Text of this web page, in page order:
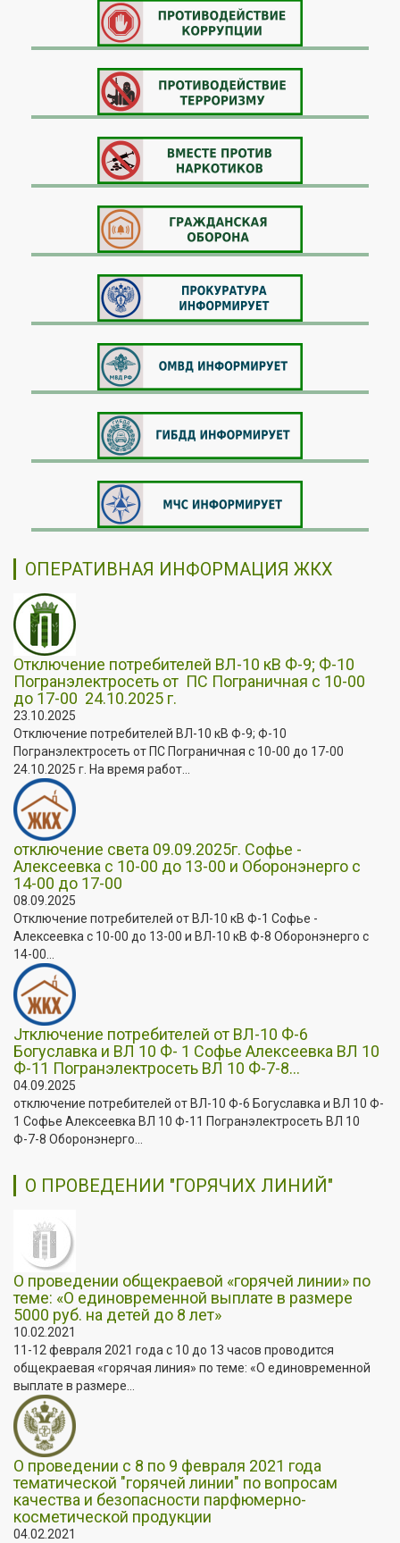
ОПЕРАТИВНАЯ ИНФОРМАЦИЯ ЖКХ
Отключение потребителей ВЛ-10 кВ Ф-9; Ф-10
Погранэлектросеть от ПС Пограничная с 10-00
до 17-00 24.10.2025 г.
23.10.2025
Отключение потребителей ВЛ-10 кВ Ф-9; Ф-10
Погранэлектросеть от ПС Пограничная с 10-00 до 17-00
24.10.2025 г. На время работ...
отключение света 09.09.2025г. Софье -
Алексеевка с 10-00 до 13-00 и Оборонэнерго с
14-00 до 17-00
08.09.2025
Отключение потребителей от ВЛ-10 кВ Ф-1 Софье -
Алексеевка с 10-00 до 13-00 и ВЛ-10 кВ Ф-8 Оборонэнерго с
14-00...
Jтключение потребителей от ВЛ-10 Ф-6
Богуславка и ВЛ 10 Ф- 1 Софье Алексеевка ВЛ 10
Ф-11 Погранэлектросеть ВЛ 10 Ф-7-8...
04.09.2025
отключение потребителей от ВЛ-10 Ф-6 Богуславка и ВЛ 10 Ф-
1 Софье Алексеевка ВЛ 10 Ф-11 Погранэлектросеть ВЛ 10
Ф-7-8 Оборонэнерго...
О ПРОВЕДЕНИИ "ГОРЯЧИХ ЛИНИЙ"
О проведении общекраевой «горячей линии» по
теме: «О единовременной выплате в размере
5000 руб. на детей до 8 лет»
10.02.2021
11-12 февраля 2021 года с 10 до 13 часов проводится
общекраевая «горячая линия» по теме: «О единовременной
выплате в размере...
О проведении с 8 по 9 февраля 2021 года
тематической "горячей линии" по вопросам
качества и безопасности парфюмерно-
косметической продукции
04.02.2021